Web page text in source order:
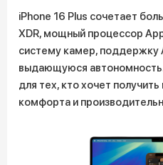
iPhone 16 Plus сочетает
XDR, мощный процессор
систему камер, поддержку
выдающуюся
для тех, кто хочет
комфорта и